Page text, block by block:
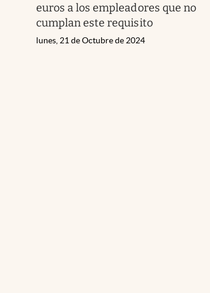
euros a los empleadores que no
cumplan este requisito
lunes, 21 de Octubre de 2024